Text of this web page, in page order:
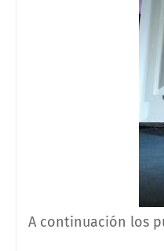
A continuación los